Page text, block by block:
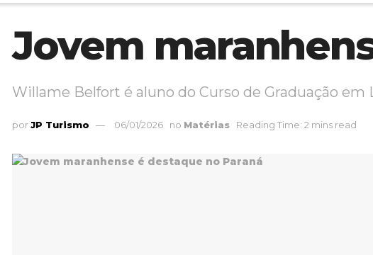
Jovem
Willame Belfort é aluno do Curso de Graduação em
porJP Turismo 06/01/2026 no Matérias Reading Time: 2 mins read